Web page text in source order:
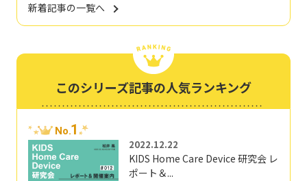
新着記事の一覧へ
このシリーズ記事の人気ランキング
No.1
2022.12.22
KIDS Home Care Device 研究会 レ
ポート＆...